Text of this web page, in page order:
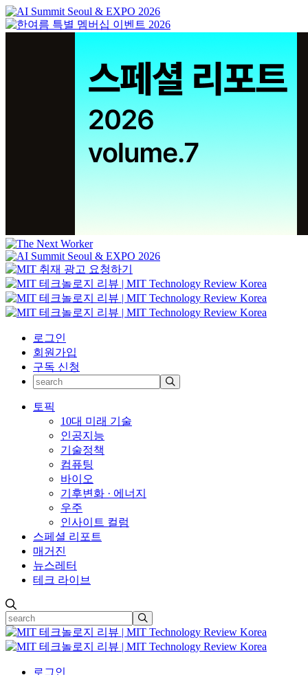
로그인
회원가입
구독 신청
토픽
10대 미래 기술
인공지능
기술정책
컴퓨팅
바이오
기후변화 · 에너지
우주
인사이트 컬럼
스페셜 리포트
매거진
뉴스레터
테크 라이브
로그인